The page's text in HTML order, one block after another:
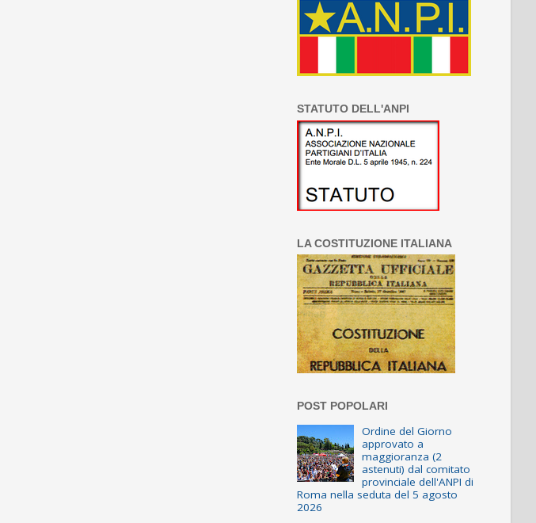
STATUTO DELL'ANPI
LA COSTITUZIONE ITALIANA
POST POPOLARI
Ordine del Giorno
approvato a
maggioranza (2
astenuti) dal comitato
provinciale dell'ANPI di
Roma nella seduta del 5 agosto
2026